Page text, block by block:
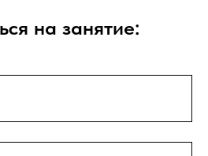
на занятие: